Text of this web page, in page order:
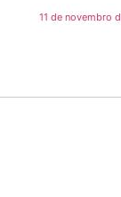
11 de novembro